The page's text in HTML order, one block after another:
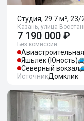
Студия, 29.7 м², 23/
Казань, улица
7 190 000 ₽
Без комиссии
Авиастроительная
Яшьлек (Юность)
Северный вокзал
ИсточникДомклик